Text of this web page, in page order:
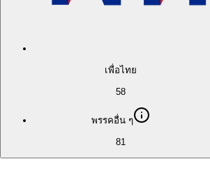
เพื่อไทย
58
พรรคอื่น ๆ
81